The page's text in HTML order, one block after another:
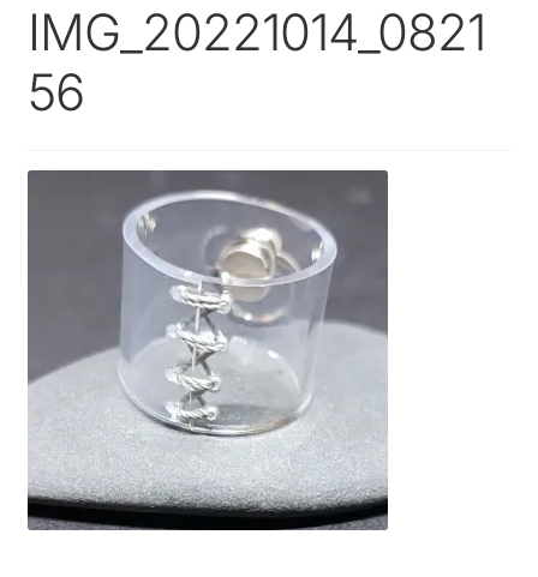
Museum
Journal
IMG_20221014_0821
56